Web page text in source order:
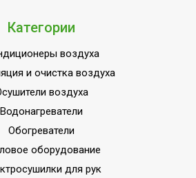
Безозоновая
Закрытый
Нет
80
Категории
воздуха
и очистка воздуха
воздуха
Водонагреватели
Обогреватели
оборудование
для рук